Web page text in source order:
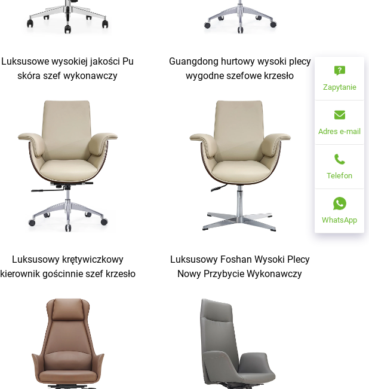
Luksusowe wysokiej jakości Pu
skóra szef wykonawczy
wygodne krzesła
Guangdong hurtowy wysoki plecy
wygodne szefowe krzesło
krzesło biurowe biurko i krzesło
Luksusowy krętywiczkowy
kierownik gościnnie szef krzesło
kierowniczy komórkowy Pu skóra
biurowy biurko i krzesło zestaw
Luksusowy Foshan Wysoki Plecy
Nowy Przybycie Wykonawczy
Biurowego Użycia Biurowy Stół I
Krzesło Set
Zapytanie
Adres e-mail
Telefon
WhatsApp